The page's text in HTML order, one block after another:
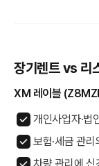
장기렌트 vs 리
XM 레이블
개인사업자·법
보험·세금 관
차량 관리에 신